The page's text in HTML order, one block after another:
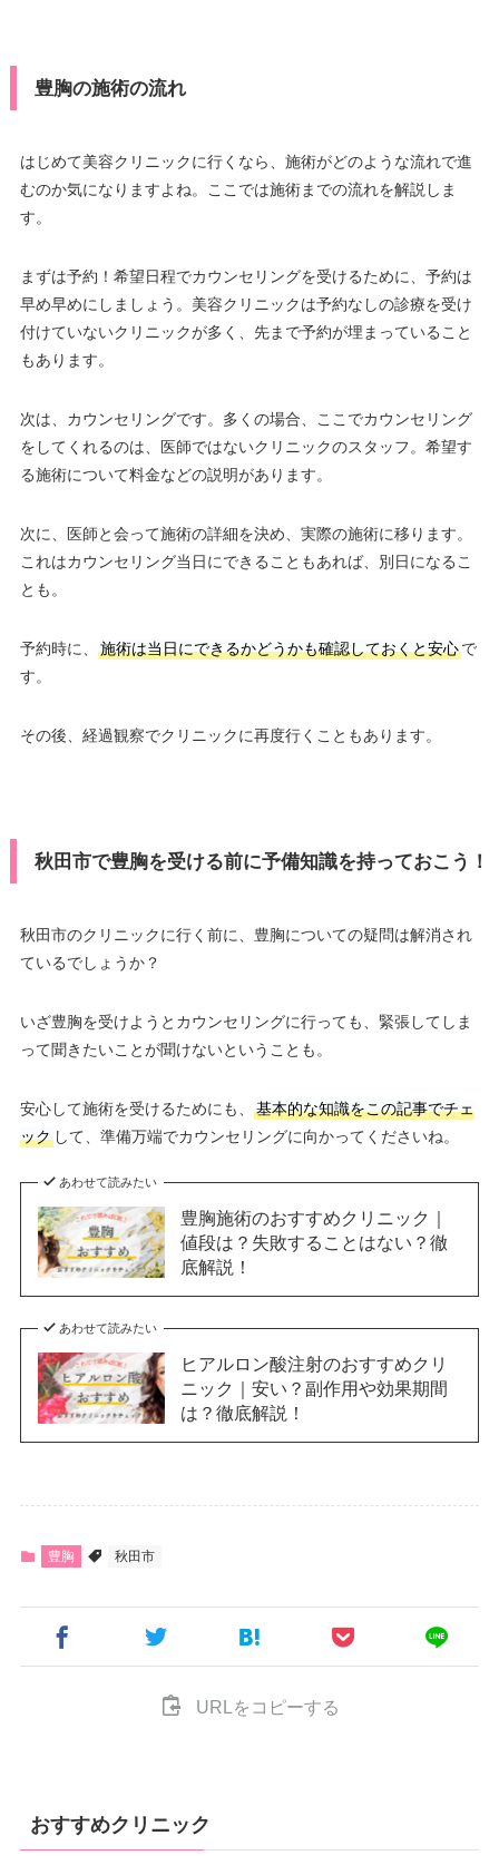
豊胸の施術の流れ
はじめて美容クリニックに行くなら、施術がどのような流れで進
むのか気になりますよね。ここでは施術までの流れを解説しま
す。
まずは予約！希望日程でカウンセリングを受けるために、予約は
早め早めにしましょう。美容クリニックは予約なしの診療を受け
付けていないクリニックが多く、先まで予約が埋まっていること
もあります。
次は、カウンセリングです。多くの場合、ここでカウンセリング
をしてくれるのは、医師ではないクリニックのスタッフ。希望す
る施術について料金などの説明があります。
次に、医師と会って施術の詳細を決め、実際の施術に移ります。
これはカウンセリング当日にできることもあれば、別日になるこ
とも。
予約時に、 施術は当日にできるかどうかも確認しておくと安心で
す。
その後、経過観察でクリニックに再度行くこともあります。
秋田市で豊胸を受ける前に予備知識を持っておこう！
秋田市のクリニックに行く前に、豊胸についての疑問は解消され
ているでしょうか？
いざ豊胸を受けようとカウンセリングに行っても、緊張してしま
って聞きたいことが聞けないということも。
安心して施術を受けるためにも、
基本的な知識をこの記事でチェ
ックして、準備万端でカウンセリングに向かってくださいね。
あわせて読みたい
豊胸施術のおすすめクリニック｜
値段は？失敗することはない？徹
底解説！
あわせて読みたい
ヒアルロン酸注射のおすすめクリ
ニック｜安い？副作用や効果期間
は？徹底解説！
豊胸 秋田市
URLをコピーする
おすすめクリニック